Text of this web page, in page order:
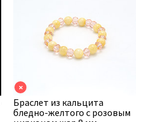
×
Браслет из кальцита
бледно-желтого с розовым